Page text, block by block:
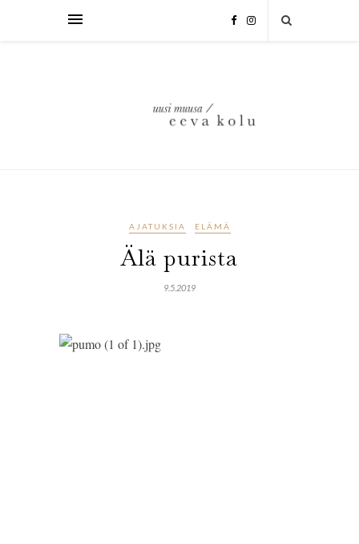
AJATUKSIA ELÄMÄ
Älä purista
9.5.2019